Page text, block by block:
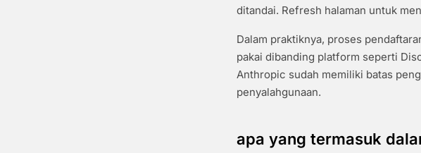
ditandai. Refresh halaman untuk
Dalam praktiknya, proses
pakai dibanding platform seperti
Anthropic sudah memiliki batas
penyalahgunaan.
apa yang termasuk